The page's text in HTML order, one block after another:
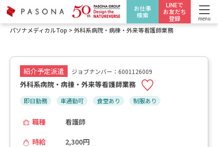
お仕事
検索
LINEで
お友だち
登録
menu
パソナメディカルTop > 外科系病院・病棟・外来等看護師業務
紹介予定派遣 ジョブナンバー：6001126009
外科系病院・病棟・外来等看護師業務
即日勤務 車通勤可 食堂あり 制服あり
職種 看護師
時給 2,300円